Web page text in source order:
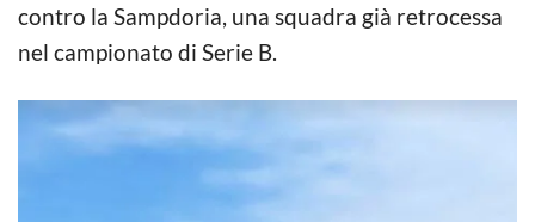
contro la Sampdoria, una squadra già retrocessa
nel campionato di Serie B.